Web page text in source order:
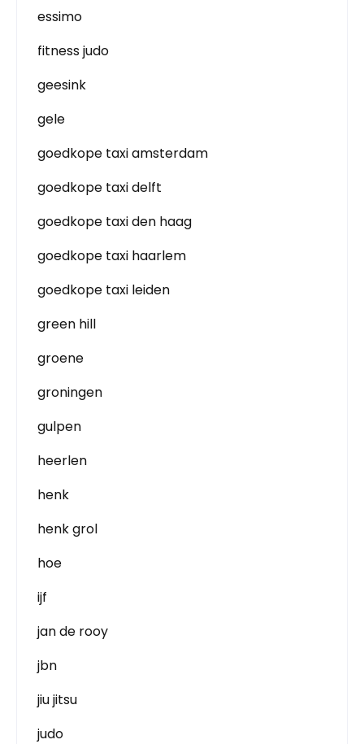
essimo
fitness judo
geesink
gele
goedkope taxi amsterdam
goedkope taxi delft
goedkope taxi den haag
goedkope taxi haarlem
goedkope taxi leiden
green hill
groene
groningen
gulpen
heerlen
henk
henk grol
hoe
ijf
jan de rooy
jbn
jiu jitsu
judo